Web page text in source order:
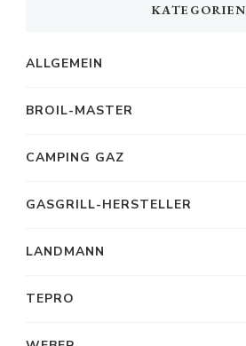
KATEGORIEN
ALLGEMEIN
BROIL-MASTER
CAMPING GAZ
GASGRILL-HERSTELLER
LANDMANN
TEPRO